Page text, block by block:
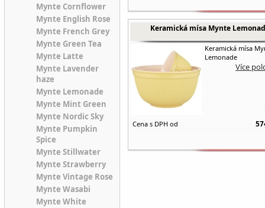
Keramická mísa Mynte
Keramická mísa
Lemonade
Více
Cena s DPH od
Mynte Cornflower
Mynte English Rose
Mynte French Grey
Mynte Green Tea
Mynte Latte
Mynte Lavender
haze
Mynte Lemonade
Mynte Mint Green
Mynte Nordic Sky
Mynte Pumpkin
Spice
Mynte Stillwater
Mynte Strawberry
Mynte Vintage Rose
Mynte Wasabi
Mynte White